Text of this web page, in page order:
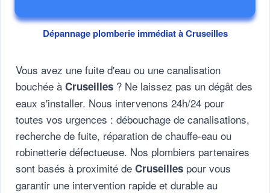
Dépannage plomberie immédiat à Cruseilles
Vous avez une fuite d'eau ou une canalisation
bouchée à Cruseilles ? Ne laissez pas un dégât des
eaux s'installer. Nous intervenons 24h/24 pour
toutes vos urgences : débouchage de canalisations,
recherche de fuite, réparation de chauffe-eau ou
robinetterie défectueuse. Nos plombiers partenaires
sont basés à proximité de Cruseilles pour vous
garantir une intervention rapide et durable au